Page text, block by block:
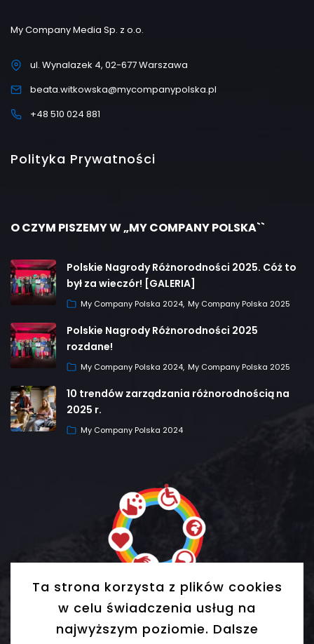
My Company Media Sp. z o.o.
ul. Wynalazek 4, 02-677 Warszawa
beata.witkowska@mycompanypolska.pl
+48 510 024 881
Polityka Prywatności
O CZYM PISZEMY W „MY COMPANY POLSKA``
Polskie Nagrody Różnorodności 2025. Cóż to
był za wieczór! [GALERIA]
My Company Polska 2024 My Company Polska 2025
Polskie Nagrody Różnorodności 2025
rozdane!
My Company Polska 2024 My Company Polska 2025
10 trendów zarządzania różnorodnością na
2025 r.
My Company Polska 2024
Ta strona korzysta z plików cookies
w celu świadczenia usług na
najwyższym poziomie. Dalsze